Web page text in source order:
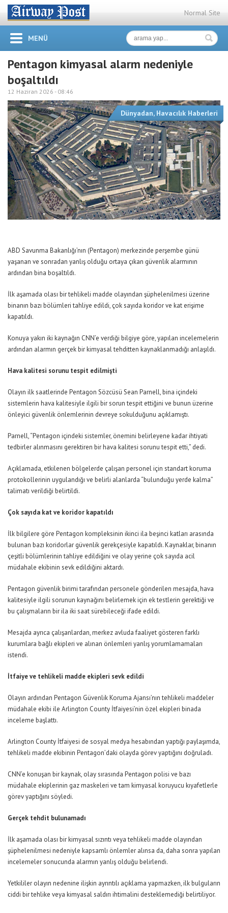
Normal Site
MENÜ
Pentagon kimyasal alarm nedeniyle
boşaltıldı
12 Haziran 2026 - 08:46
Dünyadan, Havacılık Haberleri
ABD Savunma Bakanlığı’nın (Pentagon) merkezinde perşembe günü
yaşanan ve sonradan yanlış olduğu ortaya çıkan güvenlik alarmının
ardından bina boşaltıldı.
İlk aşamada olası bir tehlikeli madde olayından şüphelenilmesi üzerine
binanın bazı bölümleri tahliye edildi, çok sayıda koridor ve kat erişime
kapatıldı.
Konuya yakın iki kaynağın CNN’e verdiği bilgiye göre, yapılan incelemelerin
ardından alarmın gerçek bir kimyasal tehditten kaynaklanmadığı anlaşıldı.
Hava kalitesi sorunu tespit edilmişti
Olayın ilk saatlerinde Pentagon Sözcüsü Sean Parnell, bina içindeki
sistemlerin hava kalitesiyle ilgili bir sorun tespit ettiğini ve bunun üzerine
önleyici güvenlik önlemlerinin devreye sokulduğunu açıklamıştı.
Parnell, “Pentagon içindeki sistemler, önemini belirleyene kadar ihtiyati
tedbirler alınmasını gerektiren bir hava kalitesi sorunu tespit etti,” dedi.
Açıklamada, etkilenen bölgelerde çalışan personel için standart koruma
protokollerinin uygulandığı ve belirli alanlarda “bulunduğu yerde kalma”
talimatı verildiği belirtildi.
Çok sayıda kat ve koridor kapatıldı
İlk bilgilere göre Pentagon kompleksinin ikinci ila beşinci katları arasında
bulunan bazı koridorlar güvenlik gerekçesiyle kapatıldı. Kaynaklar, binanın
çeşitli bölümlerinin tahliye edildiğini ve olay yerine çok sayıda acil
müdahale ekibinin sevk edildiğini aktardı.
Pentagon güvenlik birimi tarafından personele gönderilen mesajda, hava
kalitesiyle ilgili sorunun kaynağını belirlemek için ek testlerin gerektiği ve
bu çalışmaların bir ila iki saat sürebileceği ifade edildi.
Mesajda ayrıca çalışanlardan, merkez avluda faaliyet gösteren farklı
kurumlara bağlı ekipleri ve alınan önlemleri yanlış yorumlamamaları
istendi.
İtfaiye ve tehlikeli madde ekipleri sevk edildi
Olayın ardından Pentagon Güvenlik Koruma Ajansı’nın tehlikeli maddeler
müdahale ekibi ile Arlington County İtfaiyesi’nin özel ekipleri binada
inceleme başlattı.
Arlington County İtfaiyesi de sosyal medya hesabından yaptığı paylaşımda,
tehlikeli madde ekibinin Pentagon’daki olayda görev yaptığını doğruladı.
CNN’e konuşan bir kaynak, olay sırasında Pentagon polisi ve bazı
müdahale ekiplerinin gaz maskeleri ve tam kimyasal koruyucu kıyafetlerle
görev yaptığını söyledi.
Gerçek tehdit bulunamadı
İlk aşamada olası bir kimyasal sızıntı veya tehlikeli madde olayından
şüphelenilmesi nedeniyle kapsamlı önlemler alınsa da, daha sonra yapılan
incelemeler sonucunda alarmın yanlış olduğu belirlendi.
Yetkililer olayın nedenine ilişkin ayrıntılı açıklama yapmazken, ilk bulguların
ciddi bir tehlike veya kimyasal saldırı ihtimalini desteklemediği belirtiliyor.